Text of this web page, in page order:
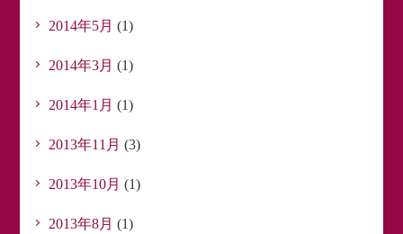
2014年5月 (1)
2014年3月 (1)
2014年1月 (1)
2013年11月 (3)
2013年10月 (1)
2013年8月 (1)